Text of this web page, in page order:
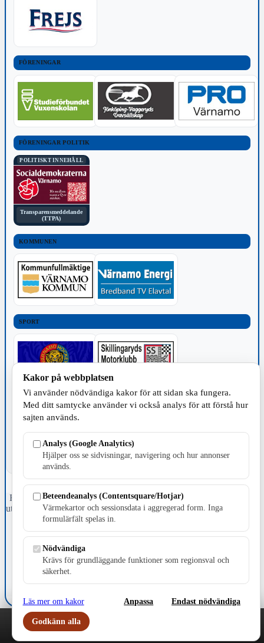
FÖRENINGAR
FÖRENINGAR POLITIK
POLITISKT INNEHÅLL
Transparensmeddelande
(TTPA)
KOMMUNEN
SPORT
TILLVERKNING
Fristående webbtidningsföretag grundat 1991 som sedan 2002 ger
ut tidningen Skillingaryd.nu och 2010 lanserades Värnamo.nu. Från
april 2026 omfattar Skillingaryd.nu tre kommuner: Gnosjö,
Värnamo och Vaggeryds kommun.
E-post: redaktionen@skillingaryd.nu
Postadress: Gisslaköp 1, 568 92 Skillingaryd
Kakor på webbplatsen
Vi använder nödvändiga kakor för att sidan ska fungera.
Med ditt samtycke använder vi också analys för att förstå hur
sajten används.
Analys (Google Analytics)
Hjälper oss se sidvisningar, navigering och hur annonser
används.
Beteendeanalys (Contentsquare/Hotjar)
Värmekartor och sessionsdata i aggregerad form. Inga
formulärfält spelas in.
Nödvändiga
Krävs för grundläggande funktioner som regionsval och
säkerhet.
Läs mer om kakor Anpassa Endast nödvändiga
Godkänn alla